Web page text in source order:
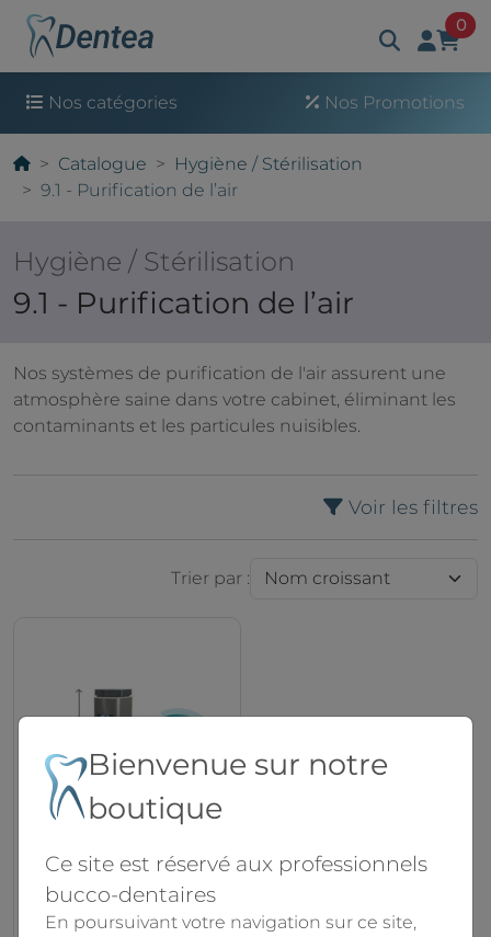
0
Nos catégories Nos Promotions
Catalogue
Hygiène / Stérilisation
9.1 - Purification de l’air
Hygiène / Stérilisation
9.1 - Purification de l’air
Nos systèmes de purification de l'air assurent une
atmosphère saine dans votre cabinet, éliminant les
contaminants et les particules nuisibles.
Voir les filtres
Trier par :
Purificateur AIR 160
Bienvenue sur notre
boutique
Ce site est réservé aux professionnels
bucco-dentaires
En poursuivant votre navigation sur ce site,